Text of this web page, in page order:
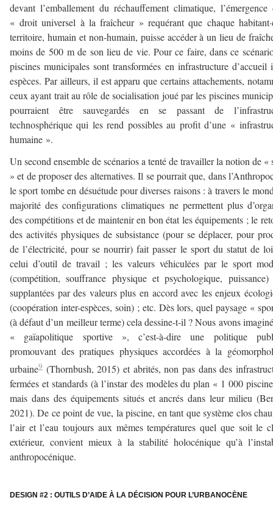
devant l’emballement du réchauffement climatique, l’émergence
« droit universel à la fraîcheur » requérant que chaque
territoire, humain et non-humain, puisse accéder à un lieu de
moins de 500 m de son lieu de vie. Pour ce faire, dans ce
piscines municipales sont transformées en infrastructure d’accueil
espèces. Par ailleurs, il est apparu que certains attachements,
ceux ayant trait au rôle de socialisation joué par les piscines
pourraient être sauvegardés en se passant de
technosphérique qui les rend possibles au profit d’une «
humaine ».
Un second ensemble de scénarios a tenté de travailler la notion de «
» et de proposer des alternatives. Il se pourrait que, dans
le sport tombe en désuétude pour diverses raisons : à travers le
majorité des configurations climatiques ne permettent plus
des compétitions et de maintenir en bon état les équipements ; le
des activités physiques de subsistance (pour se déplacer, pour
de l’électricité, pour se nourrir) fait passer le sport du statut de
celui d’outil de travail ; les valeurs véhiculées par le sport
(compétition, souffrance physique et psychologique, puissance)
supplantées par des valeurs plus en accord avec les enjeux
(coopération inter-espèces, soin) ; etc. Dès lors, quel paysage «
(à défaut d’un meilleur terme) cela dessine-t-il ? Nous avons
« gaïapolitique sportive », c’est-à-dire une politique
promouvant des pratiques physiques accordées à la
urbaine9 (Thornbush, 2015) et abrités, non pas dans des
fermées et standards (à l’instar des modèles du plan « 1 000
mais dans des équipements situés et ancrés dans leur milieu
2021). De ce point de vue, la piscine, en tant que système clos
l’air et l’eau toujours aux mêmes températures quel que soit le
extérieur, convient mieux à la stabilité holocénique qu’à
anthropocénique.
DESIGN #2 : OUTILS D’AIDE À LA DÉCISION POUR L’URBANOCÈNE